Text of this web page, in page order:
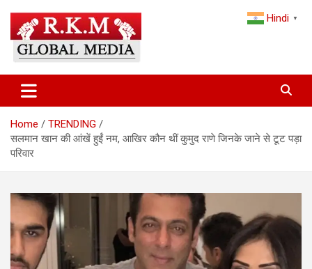
content
Latest Hindi News & Breaking
News – RKM Global Media
and the World
Home
TRENDING
सलमान खान की आंखें हुईं नम, आखिर कौन थीं कुमुद राणे जिनके जाने से टूट पड़ा
परिवार
Hindi ▼